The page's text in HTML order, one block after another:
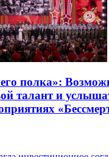
полка»:
талант и